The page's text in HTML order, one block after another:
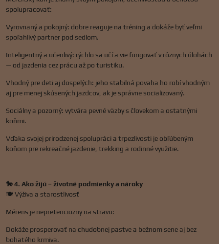
spolupracovať:
Vyrovnaný a pokojný: dobre reaguje na tréning a dokáže byť veľmi
spoľahlivý partner pod sedlom.
Inteligentný a učenlivý: rýchlo sa učí a vie fungovať v rôznych úlohách
— od jazdenia cez prácu až po turistiku.
Vhodný pre deti aj dospelých: jeho stabilná povaha ho robí vhodným
aj pre menej skúsených jazdcov, ak je správne socializovaný.
Sociálny a pozorný: vytvára pevné väzby s človekom a ostatnými
koňmi.
Vďaka svojej prirodzenej spolupráci a trpezlivosti je obľúbeným
koňom pre rekreačné jazdenie, trekking a rodinné využitie.
🐎 4. Ako žijú – životné podmienky a nároky
🍽️ Výživa a starostlivosť
Mérens je nepretenciozny na stravu:
Dokáže prosperovať na chudobnej pastve a bežnom sene aj bez
bohatého krmiva.